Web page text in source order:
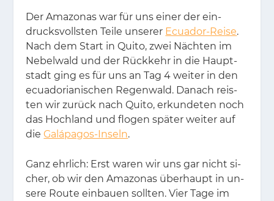
Der Ama­zo­nas war für uns ei­ner der ein­
drucks­volls­ten Tei­le un­se­rer Ecuador-Reise.
Nach dem Start in Qui­to, zwei Näch­ten im
Ne­bel­wald und der Rück­kehr in die Haupt­
stadt ging es für uns an Tag 4 wei­ter in den
ecua­do­ria­ni­schen Re­gen­wald. Da­nach reis­
ten wir zu­rück nach Qui­to, er­kun­de­ten noch
das Hoch­land und flo­gen spä­ter wei­ter auf
die Galápagos-Inseln.
Ganz ehr­lich: Erst wa­ren wir uns gar nicht si­
cher, ob wir den Ama­zo­nas über­haupt in un­
se­re Rou­te ein­bau­en soll­ten. Vier Tage im